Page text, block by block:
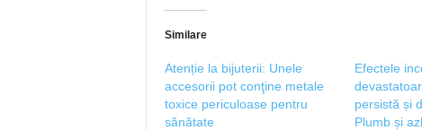
Similare
Atenție la bijuterii: Unele
accesorii pot conţine metale
toxice periculoase pentru
sănătate
Efectele
persistă și
Plumb și